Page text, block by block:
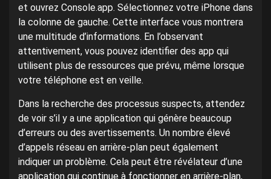
et ouvrez Console.app. Sélectionnez votre iPhone dans
la colonne de gauche. Cette interface vous montrera
une multitude d’informations. En l’observant
attentivement, vous pouvez identifier des app qui
utilisent plus de ressources que prévu, même lorsque
votre téléphone est en veille.
Dans la recherche des processus suspects, attendez
de voir s’il y a une application qui génère beaucoup
d’erreurs ou des avertissements. Un nombre élevé
d’appels réseau en arrière-plan peut également
indiquer un problème. Cela peut être révélateur d’une
application qui continue à fonctionner en arrière-plan,